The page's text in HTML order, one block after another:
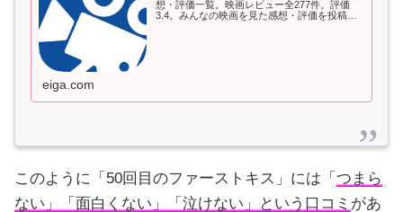
想・評価一覧。映画レビュー全277件。評価
3.4。みんなの映画を見た感想・評価を投稿。2
eiga.com
このように「50回目のファーストキス」には「 つまら
ない」「面白くない」「泣けない」という口コミ があ